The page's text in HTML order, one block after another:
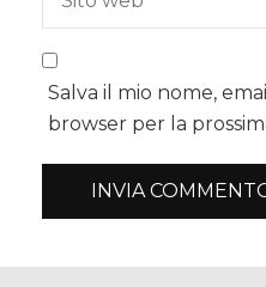
Salva il mio nome,
browser per la